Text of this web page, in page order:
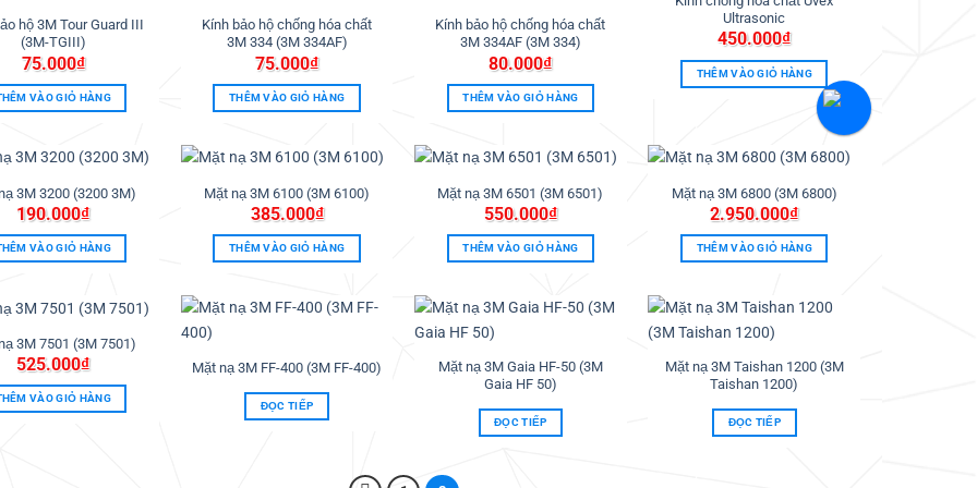
vào
hộ 3M Tour Guard III
(3M-TGIII)
75.000₫
VÀO GIỎ HÀNG
vào
Kính bảo hộ chống hóa chất
3M 334 (3M 334AF)
75.000₫
THÊM VÀO GIỎ HÀNG
vào
Kính bảo hộ chống hóa chất
3M 334AF (3M 334)
80.000₫
THÊM VÀO GIỎ HÀNG
Thêm
Ultrasonic
450.000₫
THÊM VÀO GIỎ HÀNG
Thêm
3M 3200 (3200 3M)
190.000₫
VÀO GIỎ HÀNG
Thêm
Mặt nạ 3M 6100 (3M 6100)
385.000₫
THÊM VÀO GIỎ HÀNG
Thêm
Mặt nạ 3M 6501 (3M 6501)
550.000₫
THÊM VÀO GIỎ HÀNG
Thêm
Mặt nạ 3M 6800 (3M 6800)
2.950.000₫
THÊM VÀO GIỎ HÀNG
Thêm
3M 7501 (3M 7501)
525.000₫
VÀO GIỎ HÀNG
vào
Mặt nạ 3M FF-400 (3M FF-400)
ĐỌC TIẾP
vào
Mặt nạ 3M Gaia HF-50 (3M
Gaia HF 50)
ĐỌC TIẾP
vào
ưa
Mặt nạ 3M Taishan 1200 (3M
Taishan 1200)
ĐỌC TIẾP